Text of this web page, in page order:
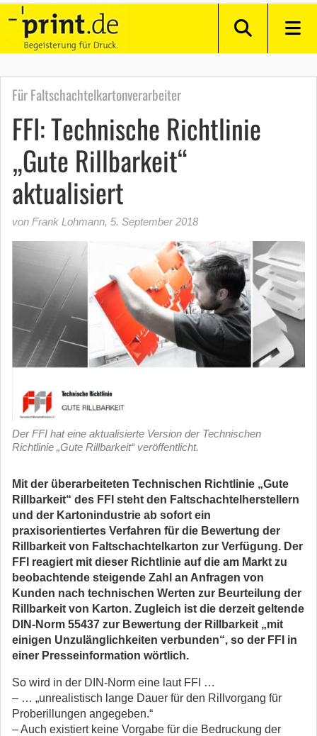
Für Faltschachtelkartonverarbeiter
FFI: Technische Richtlinie
„Gute Rillbarkeit“
aktualisiert
von Frank Lohmann, 5. September 2018
Der FFI hat eine aktualisierte Version der Technischen
Richtlinie „Gute Rillbarkeit“ veröffentlicht.
Mit der überarbeiteten Technischen Richtlinie „Gute
Rillbarkeit“ des FFI steht den Faltschachtelherstellern
und der Kartonindustrie ab sofort ein
praxisorientiertes Verfahren für die Bewertung der
Rillbarkeit von Faltschachtelkarton zur Verfügung. Der
FFI reagiert mit dieser Richtlinie auf die am Markt zu
beobachtende steigende Zahl an Anfragen von
Kunden nach technischen Werten zur Beurteilung der
Rillbarkeit von Karton. Zugleich ist die derzeit geltende
DIN-Norm 55437 zur Bewertung der Rillbarkeit „mit
einigen Unzulänglichkeiten verbunden“, so der FFI in
einer Presseinformation wörtlich.
So wird in der DIN-Norm eine laut FFI …
– … „unrealistisch lange Dauer für den Rillvorgang für
Proberillungen angegeben.“
– Auch existiert keine Vorgabe für die Bedruckung der